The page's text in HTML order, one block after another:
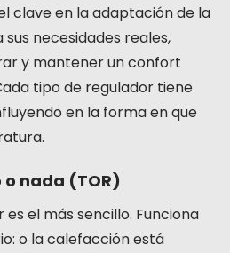
clave en la adaptación de la
necesidades reales,
y mantener un confort
tipo de regulador tiene
en la forma en que
nada (TOR)
el más sencillo. Funciona
o la calefacción está